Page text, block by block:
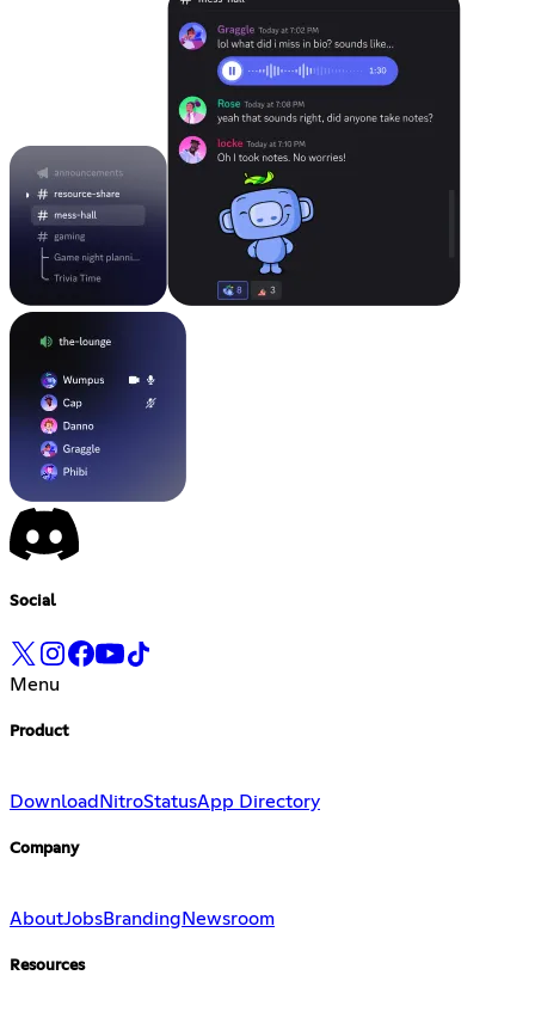
Social
Menu
Product
Download NitroStatusApp Directory
Company
AboutJobsBranding Newsroom
Resources